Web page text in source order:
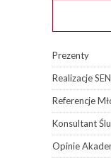
Prezenty
Realizacje
Referencje
Konsultant
Opinie